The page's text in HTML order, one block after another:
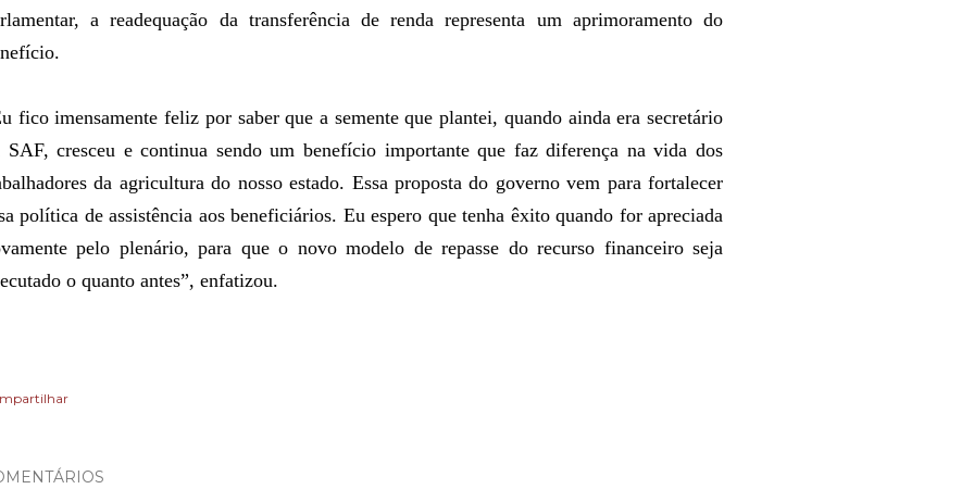
a readequação da transferência de renda representa um aprimoramento do
fico imensamente feliz por saber que a semente que plantei, quando ainda era secretário
SAF, cresceu e continua sendo um benefício importante que faz diferença na vida dos
da agricultura do nosso estado. Essa proposta do governo vem para fortalecer
política de assistência aos beneficiários. Eu espero que tenha êxito quando for apreciada
pelo plenário, para que o novo modelo de repasse do recurso financeiro seja
o quanto antes”, enfatizou.